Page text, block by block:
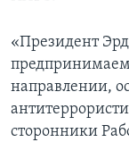
«Президент
направлении,
сторонники